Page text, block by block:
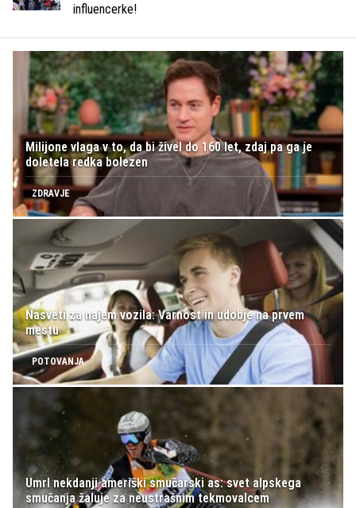
influencerke!
Milijone vlaga v to, da bi živel do 160 let, zdaj pa ga je
doletela redka bolezen
ZDRAVJE
Nasveti za najem vozila: Varnost in udobje na prvem
mestu
POTOVANJA
Umrl nekdanji ameriški smučarski as: svet alpskega
smučanja žaluje za neustrašnim tekmovalcem